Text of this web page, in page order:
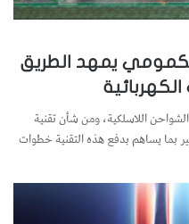
يمهد الطريق
اللاسلكية، ومن شأن تقنية
بما يساهم بدفع هذه التقنية خطوات